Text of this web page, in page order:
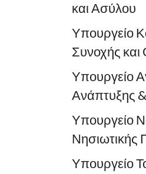
και Ασύλου
Υπουργείο
Συνοχής και
Υπουργείο
Ανάπτυξης
Υπουργείο
Νησιωτικής
Υπουργείο